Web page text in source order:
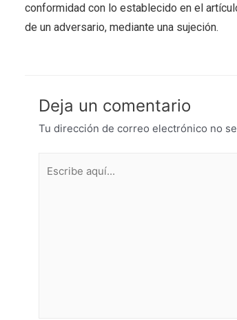
conformidad con lo establecido en el
de un adversario, mediante una sujeción.
Deja un comentario
Tu dirección de correo electrónico no